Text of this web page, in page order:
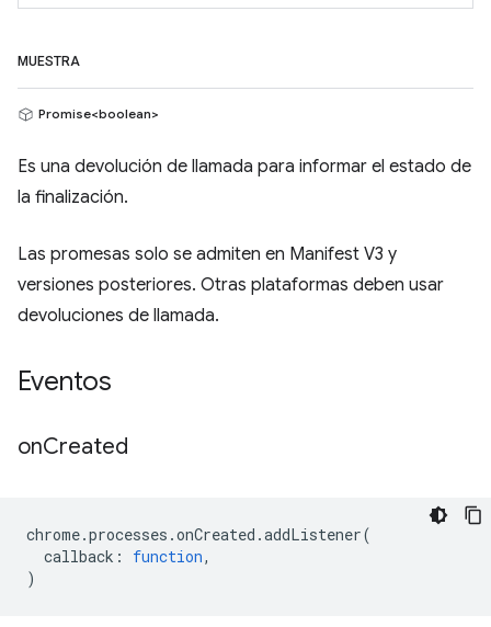
MUESTRA
Promise<boolean>
Es una devolución de llamada para informar el estado de
la finalización.
Las promesas solo se admiten en Manifest V3 y
versiones posteriores. Otras plataformas deben usar
devoluciones de llamada.
Eventos
onCreated
chrome.processes .onCreated .addListener(
callback : function,
)